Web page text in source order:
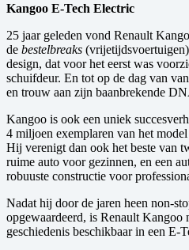
Kangoo E-Tech Electric
25 jaar geleden vond Renault
de bestelbreaks
design, dat voor het eerst was
schuifdeur. En tot op de dag van
en trouw aan zijn baanbrekende
Kangoo is ook een uniek
4 miljoen exemplaren van het
Hij verenigt dan ook het beste van
ruime auto voor gezinnen, en een
robuuste constructie voor
Nadat hij door de jaren heen non-
opgewaardeerd, is Renault Kangoo
geschiedenis beschikbaar in een E-